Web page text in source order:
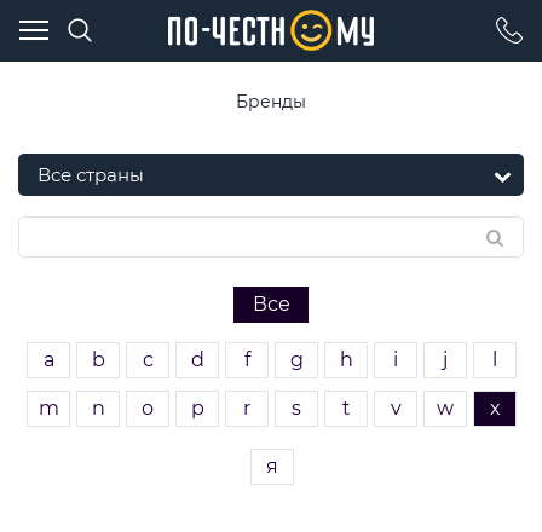
Бренды
Все
a b c d f g h i j
m n o p r s t v w x
я